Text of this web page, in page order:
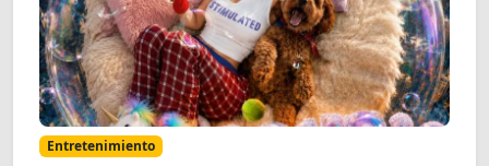
Entretenimiento